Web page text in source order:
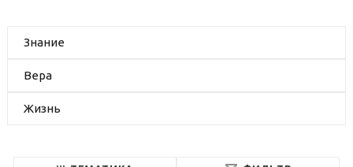
Знание
Вера
Жизнь